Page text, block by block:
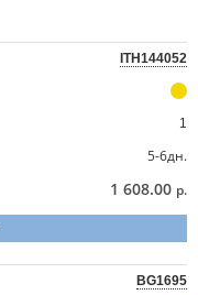
ITH144052
1
5-6дн.
1 608.00 р.
BG1695